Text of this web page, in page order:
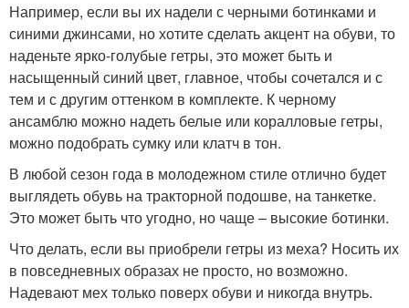
Например, если вы их надели с черными ботинками и
синими джинсами, но хотите сделать акцент на обуви, то
наденьте ярко-голубые гетры, это может быть и
насыщенный синий цвет, главное, чтобы сочетался и с
тем и с другим оттенком в комплекте. К черному
ансамблю можно надеть белые или коралловые гетры,
можно подобрать сумку или клатч в тон.
В любой сезон года в молодежном стиле отлично будет
выглядеть обувь на тракторной подошве, на танкетке.
Это может быть что угодно, но чаще – высокие ботинки.
Что делать, если вы приобрели гетры из меха? Носить их
в повседневных образах не просто, но возможно.
Надевают мех только поверх обуви и никогда внутрь.